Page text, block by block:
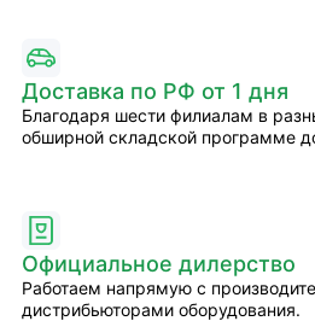
Доставка по РФ от 1 дня
Благодаря шести филиалам в
обширной складской программе
Официальное дилерство
Работаем напрямую с
дистрибьюторами оборудования.